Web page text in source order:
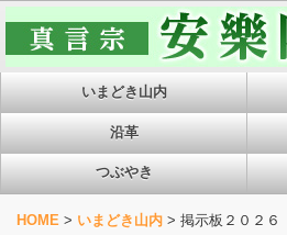
いまどき山内
沿革
つぶやき
HOME > いまどき山内 > 掲示板２０２６